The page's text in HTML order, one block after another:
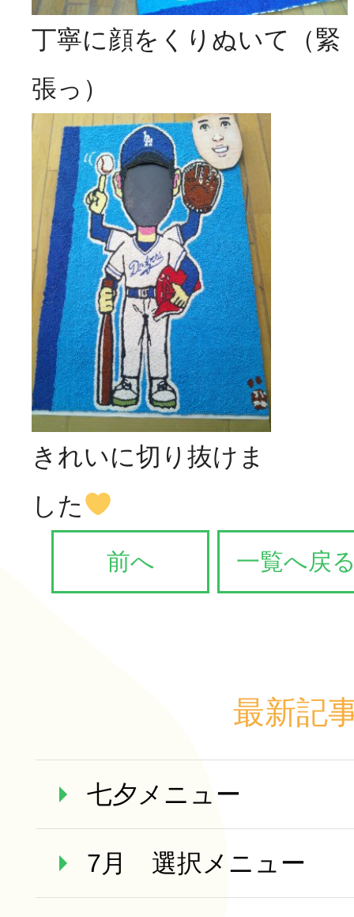
丁寧に顔をくりぬいて（緊
張っ）
きれいに切り抜けま
した
前へ 一覧へ戻
最新記
七夕メニュー
7月 選択メニュー